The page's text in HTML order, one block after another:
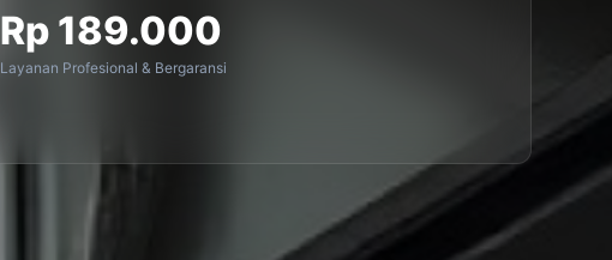
Rp 189.000
Layanan Profesional & Bergaransi